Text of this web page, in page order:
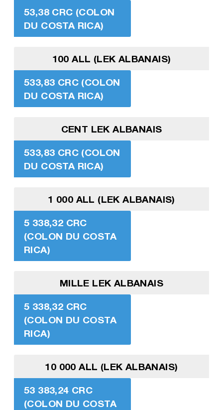
53,38 CRC (COLON
DU COSTA RICA)
100 ALL (LEK ALBANAIS)
533,83 CRC (COLON
DU COSTA RICA)
CENT LEK ALBANAIS
533,83 CRC (COLON
DU COSTA RICA)
1 000 ALL (LEK ALBANAIS)
5 338,32 CRC
(COLON DU COSTA
RICA)
MILLE LEK ALBANAIS
5 338,32 CRC
(COLON DU COSTA
RICA)
10 000 ALL (LEK ALBANAIS)
53 383,24 CRC
(COLON DU COSTA